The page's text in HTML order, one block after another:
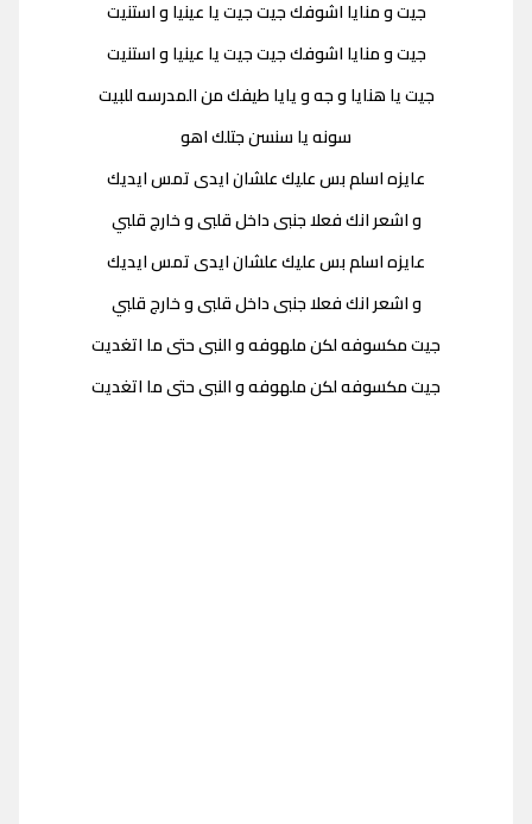
جيت و منايا اشوفك جيت جيت يا عينيا و استنيت
جيت و منايا اشوفك جيت جيت يا عينيا و استنيت
جيت يا هنايا و جه و يايا طيفك من المدرسه للبيت
سونه يا سنسن جتلك اهو
عايزه اسلم بس عليك علشان ايدى تمس ايديك
و اشعر انك فعلا جنبى داخل قلبى و خارج قلبي
عايزه اسلم بس عليك علشان ايدى تمس ايديك
و اشعر انك فعلا جنبى داخل قلبى و خارج قلبي
جيت مكسوفه لكن ملهوفه و النبى حتى ما اتغديت
جيت مكسوفه لكن ملهوفه و النبى حتى ما اتغديت